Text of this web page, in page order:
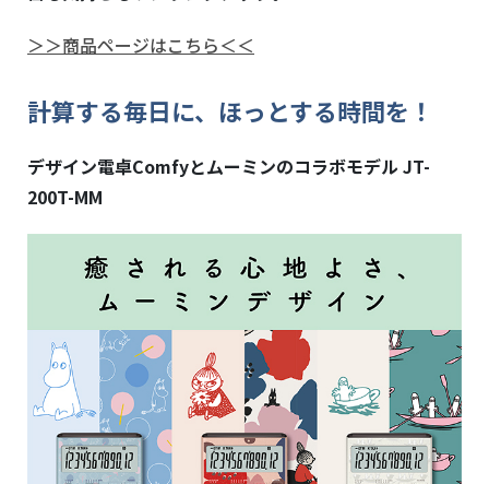
＞＞商品ページはこちら＜＜
計算する毎⽇に、ほっとする時間を！
デザイン電卓Comfyとムーミンのコラボモデル JT-
200T-MM